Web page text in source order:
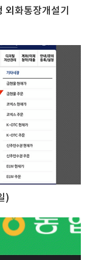
외화통장개설기
)